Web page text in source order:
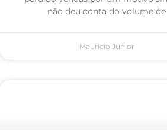
não deu conta do volume de
Mauricio Junior